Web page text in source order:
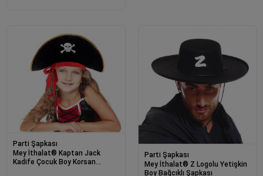
Parti Şapkası
Mey İthalat® Kaptan Jack
Kadife Çocuk Boy Korsan
Parti Şapkası
Mey İthalat® Z Logolu Yetişkin
Boy Bağcıklı Şapkası